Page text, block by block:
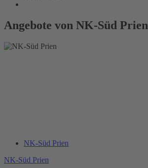
Angebote von NK-Süd Prien
NK-Süd Prien
NK-Süd Prien